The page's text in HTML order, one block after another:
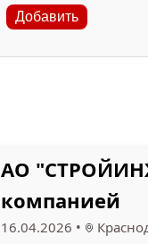
Добавить
АО
компанией
16.04.2026 •